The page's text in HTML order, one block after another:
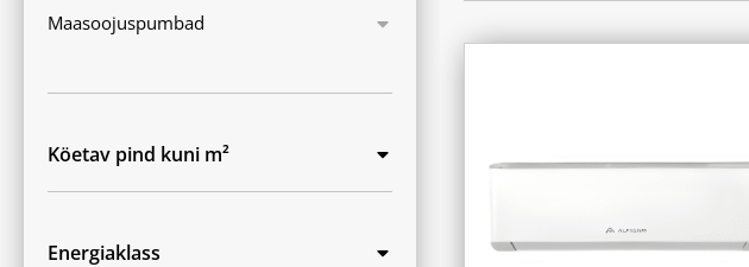
Maasoojuspumbad
Köetav pind kuni m²
Energiaklass